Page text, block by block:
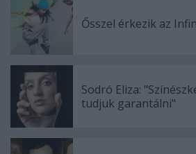
Ősszel érkezik az
Sodró Eliza:
tudjuk garantálni"